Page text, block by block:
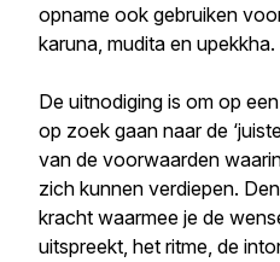
opname ook gebruiken
karuna, mudita en upekkha.
De uitnodiging is om op
op zoek gaan naar de
van de voorwaarden
zich kunnen verdiepen.
kracht waarmee je de
uitspreekt, het ritme, de